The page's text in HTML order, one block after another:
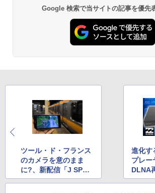
Google 検索で当サイトの記事を優先
ツール・ド・フランス
のカメラを意のまま
に?、新配信「J SPOR
TSオンデマンド」に加
進化す
プレー
DLNA
ニー「